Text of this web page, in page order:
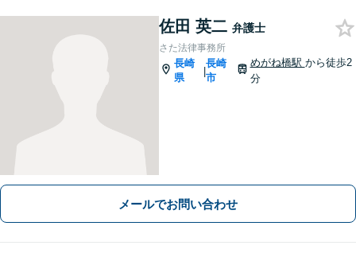
佐田 英二 弁護士
さた法律事務所
長崎
県
|
長崎
市
めがね橋駅 から徒歩2
分
メールでお問い合わせ